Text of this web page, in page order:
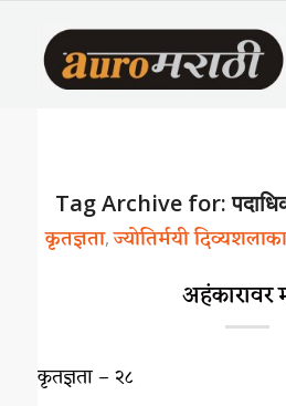
Tag Archive for:
कृतज्ञता,ज्योतिर्मयी
अहंकारावर
कृतज्ञता – २८